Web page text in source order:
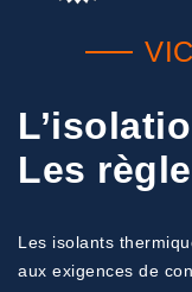
Les
Les isolants
aux exigences de